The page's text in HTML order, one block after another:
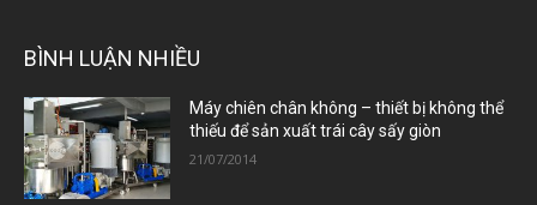
BÌNH LUẬN NHIỀU
Máy chiên chân không – thiết bị không thể
thiếu để sản xuất trái cây sấy giòn
21/07/2014